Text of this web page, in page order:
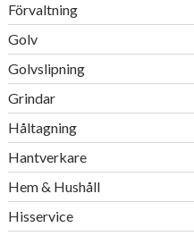
Förvaltning
Golv
Golvslipning
Grindar
Håltagning
Hantverkare
Hem & Hushåll
Hisservice